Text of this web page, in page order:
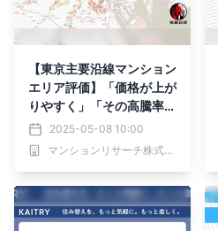
【東京主要沿線マンション
エリア評価】「価格が上が
りやすく」「その高騰率も
高い」沿線・駅はどこかを
調査
2025-05-08 10:00
マンションリサーチ株式会社